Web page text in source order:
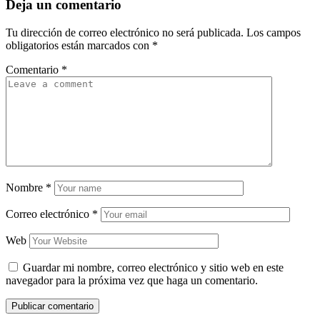
Deja un comentario
Tu dirección de correo electrónico no será publicada. Los campos
obligatorios están marcados con *
Comentario *
Nombre *
Correo electrónico *
Web
Guardar mi nombre, correo electrónico y sitio web en este
navegador para la próxima vez que haga un comentario.